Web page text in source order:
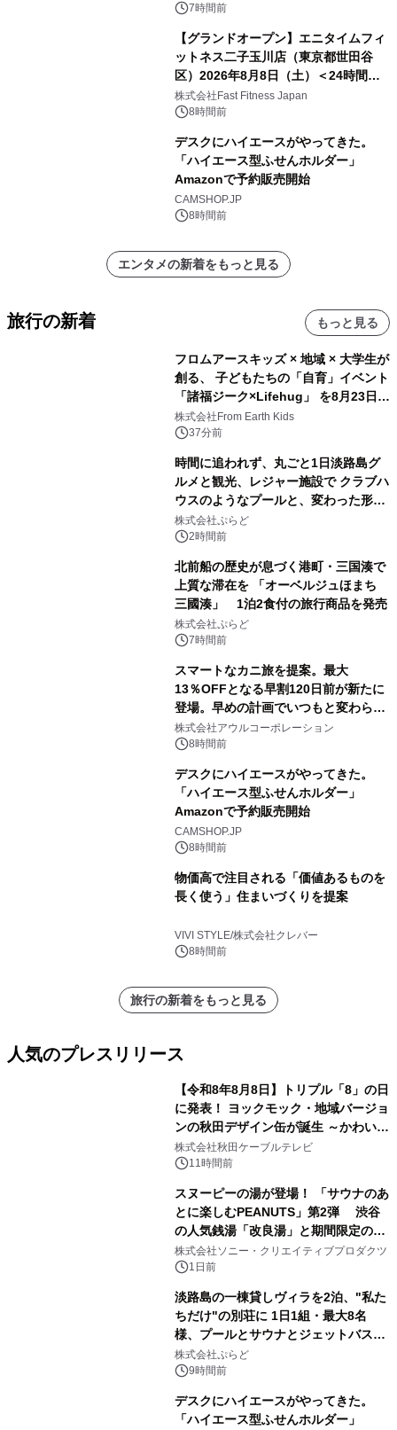
7時間前
【グランドオープン】エニタイムフィ
ットネス二子玉川店（東京都世田谷
区）2026年8月8日（土）＜24時間年
中無休のフィットネスジム＞
株式会社Fast Fitness Japan
8時間前
デスクにハイエースがやってきた。
「ハイエース型ふせんホルダー」
Amazonで予約販売開始
CAMSHOP.JP
8時間前
エンタメの新着をもっと見る
旅行の新着 もっと見る
フロムアースキッズ × 地域 × 大学生が
創る、 子どもたちの「自育」イベント
「諸福ジーク×Lifehug」 を8月23日
(日)開催
株式会社From Earth Kids
37分前
時間に追われず、丸ごと1日淡路島グ
ルメと観光、レジャー施設で クラブハ
ウスのようなプールと、変わった形の
サウナも 「THE BOXY AWAJI」のお
得な素泊まり連泊プランで
株式会社ぷらど
2時間前
北前船の歴史が息づく港町・三国湊で
上質な滞在を 「オーベルジュほまち
三國湊」 1泊2食付の旅行商品を発売
株式会社ぷらど
7時間前
スマートなカニ旅を提案。最大
13％OFFとなる早割120日前が新たに
登場。早めの計画でいつもと変わらぬ
大人の冬旅を。ー夕日ヶ浦温泉「佳松
苑 別邸ふうか」ー
株式会社アウルコーポレーション
8時間前
デスクにハイエースがやってきた。
「ハイエース型ふせんホルダー」
Amazonで予約販売開始
CAMSHOP.JP
8時間前
物価高で注目される「価値あるものを
長く使う」住まいづくりを提案
VIVI STYLE/株式会社クレバー
8時間前
旅行の新着をもっと見る
人気のプレスリリース
【令和8年8月8日】トリプル「8」の日
に発表！ ヨックモック・地域バージョ
ンの秋田デザイン缶が誕生 ～かわいい
秋田犬の子犬と秋田の四季と名所を巡
るパッケージ～ 9月1日(火)秋田県内で
株式会社秋田ケーブルテレビ
11時間前
スヌーピーの湯が登場！ 「サウナのあ
とに楽しむPEANUTS」第2弾 渋谷
の人気銭湯「改良湯」と期間限定のコ
ラボレーション サウナイキタイコラ
ボグッズも発売決定！
株式会社ソニー・クリエイティブプロダクツ
1日前
淡路島の一棟貸しヴィラを2泊、"私た
ちだけ"の別荘に 1日1組・最大8名
様、プールとサウナとジェットバス付
きで Villa Mon Temps AWAJIの連泊
素泊りプラン
株式会社ぷらど
9時間前
デスクにハイエースがやってきた。
「ハイエース型ふせんホルダー」